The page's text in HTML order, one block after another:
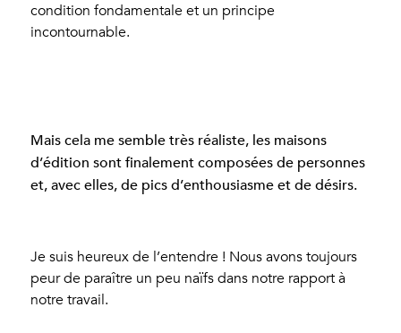
condition fondamentale et un principe
incontournable.
Mais cela me semble très réaliste, les maisons
d’édition sont finalement composées de personnes
et, avec elles, de pics d’enthousiasme et de désirs.
Je suis heureux de l’entendre ! Nous avons toujours
peur de paraître un peu naïfs dans notre rapport à
notre travail.